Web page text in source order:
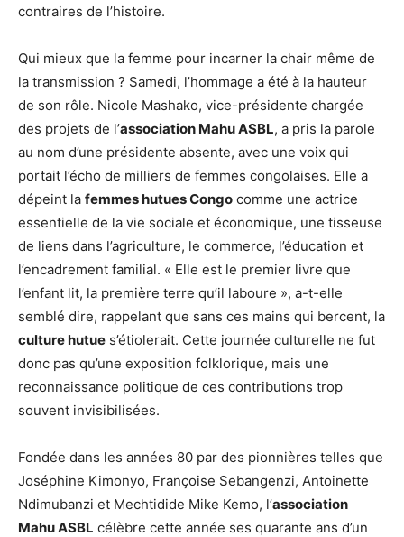
contraires de l’histoire.
Qui mieux que la femme pour incarner la chair même de
la transmission ? Samedi, l’hommage a été à la hauteur
de son rôle. Nicole Mashako, vice-présidente chargée
des projets de l’association Mahu ASBL, a pris la parole
au nom d’une présidente absente, avec une voix qui
portait l’écho de milliers de femmes congolaises. Elle a
dépeint la femmes hutues Congo comme une actrice
essentielle de la vie sociale et économique, une tisseuse
de liens dans l’agriculture, le commerce, l’éducation et
l’encadrement familial. « Elle est le premier livre que
l’enfant lit, la première terre qu’il laboure », a-t-elle
semblé dire, rappelant que sans ces mains qui bercent, la
culture hutue s’étiolerait. Cette journée culturelle ne fut
donc pas qu’une exposition folklorique, mais une
reconnaissance politique de ces contributions trop
souvent invisibilisées.
Fondée dans les années 80 par des pionnières telles que
Joséphine Kimonyo, Françoise Sebangenzi, Antoinette
Ndimubanzi et Mechtidide Mike Kemo, l’association
Mahu ASBL célèbre cette année ses quarante ans d’un